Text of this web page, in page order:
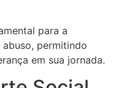
para a
permitindo
em sua jornada.